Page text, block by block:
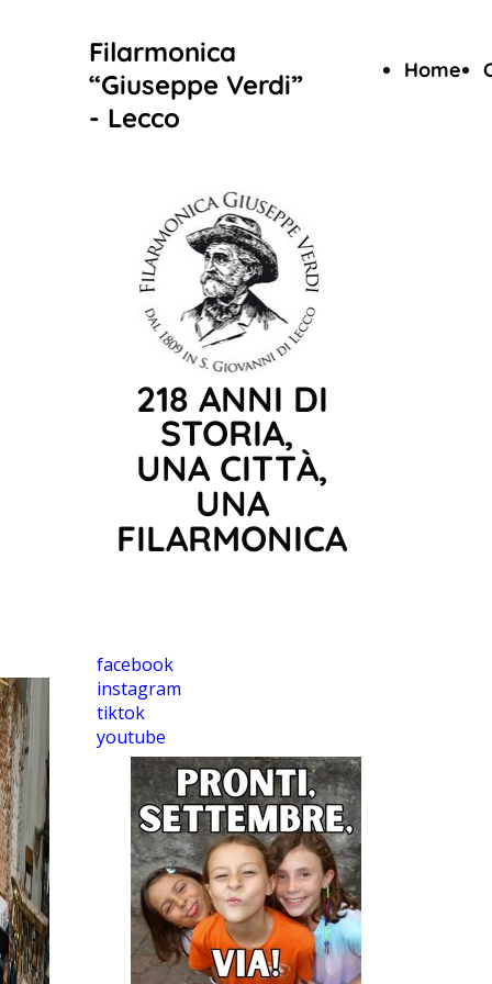
Filarmonica
“Giuseppe Verdi”
- Lecco
Home
218 ANNI DI
STORIA,
UNA CITTÀ,
UNA
FILARMONICA
facebook
instagram
tiktok
youtube